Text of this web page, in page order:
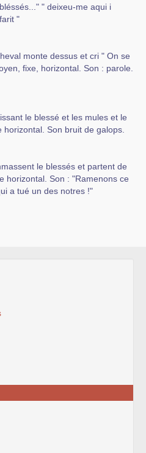
" deixeu-me aqui i
"
monte dessus et cri " On se
fixe, horizontal. Son : parole.
le blessé et les mules et le
horizontal. Son bruit de galops.
le blessés et partent de
horizontal. Son : "Ramenons ce
a tué un des notres !"